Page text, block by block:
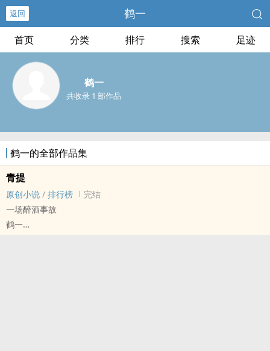
返回 鹤一
首页 分类 排行 搜索 足迹
鹤一
共收录 1 部作品
鹤一的全部作品集
青提
原创小说 / 排行榜
完结
一场醉酒事故
鹤一